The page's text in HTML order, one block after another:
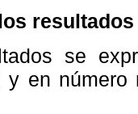
se
y en número